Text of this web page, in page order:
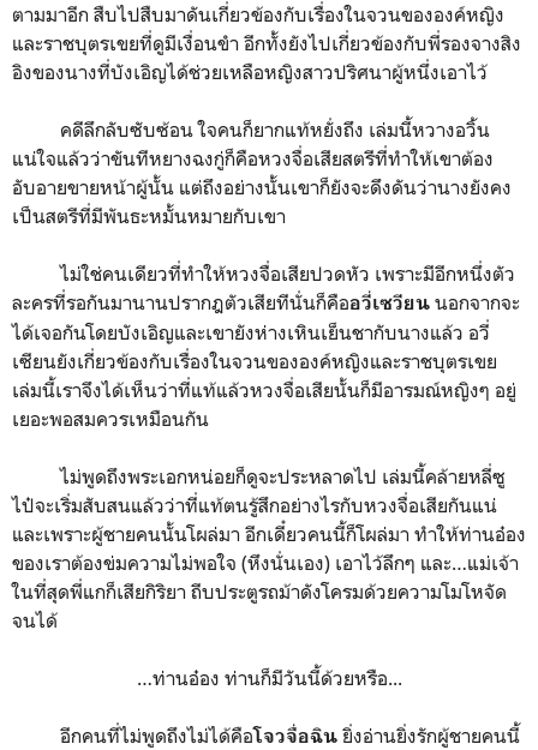
ตามมาอีก สืบไปสืบมาดันเกี่ยวข้องกับเรื่องในจวนขององค์หญิง
และราชบุตรเขยที่ดูมีเงื่อนขำ อีกทั้งยังไปเกี่ยวข้องกับพี่รองจางสิง
อิงของนางที่บังเอิญได้ช่วยเหลือหญิงสาวปริศนาผู้หนึ่งเอาไว้
คดีลึกลับซับซ้อน ใจคนก็ยากแท้หยั่งถึง เล่มนี้หวางอวิ้น
แน่ใจแล้วว่าขันทีหยางฉงกู่ก็คือหวงจื่อเสียสตรีที่ทำให้เขาต้อง
อับอายขายหน้าผู้นั้น แต่ถึงอย่างนั้นเขาก็ยังจะดึงดันว่านางยังคง
เป็นสตรีที่มีพันธะหมั้นหมายกับเขา
ไม่ใช่คนเดียวที่ทำให้หวงจื่อเสียปวดหัว เพราะมีอีกหนึ่งตัว
ละครที่รอกันมานานปรากฎตัวเสียทีนั่นก็คืออวี่เซวียน นอกจากจะ
ได้เจอกันโดยบังเอิญและเขายังห่างเหินเย็นชากับนางแล้ว อวี่
เซียนยังเกี่ยวข้องกับเรื่องในจวนขององค์หญิงและราชบุตรเขย
เล่มนี้เราจึงได้เห็นว่าที่แท้แล้วหวงจื่อเสียนั้นก็มีอารมณ์หญิงๆ อยู่
เยอะพอสมควรเหมือนกัน
ไม่พูดถึงพระเอกหน่อยก็ดูจะประหลาดไป เล่มนี้คล้ายหลี่ซู
ไป๋จะเริ่มสับสนแล้วว่าที่แท้ตนรู้สึกอย่างไรกับหวงจื่อเสียกันแน่
และเพราะผู้ชายคนนั้นโผล่มา อีกเดี๋ยวคนนี้ก็โผล่มา ทำให้ท่านอ๋อง
ของเราต้องข่มความไม่พอใจ (หึงนั่นเอง) เอาไว้ลึกๆ และ…แม่เจ้า
ในที่สุดพี่แกก็เสียกิริยา ถีบประตูรถม้าดังโครมด้วยความโมโหจัด
จนได้
…ท่านอ๋อง ท่านก็มีวันนี้ด้วยหรือ...
อีกคนที่ไม่พูดถึงไม่ได้คือโจวจื่อฉิน ยิ่งอ่านยิ่งรักผู้ชายคนนี้